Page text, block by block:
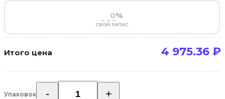
%
свой запас
Итого цена 4 975.36 ₽
Упаковок